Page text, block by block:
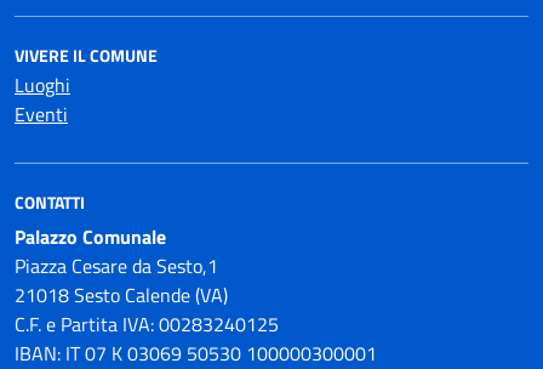
VIVERE IL COMUNE
Luoghi
Eventi
CONTATTI
Palazzo Comunale
Piazza Cesare da Sesto,1
21018 Sesto Calende (VA)
C.F. e Partita IVA: 00283240125
IBAN: IT 07 K 03069 50530 100000300001